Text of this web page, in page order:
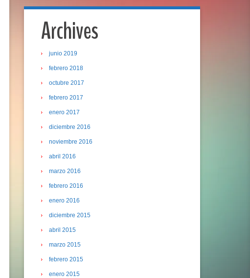
Archives
junio 2019
febrero 2018
octubre 2017
febrero 2017
enero 2017
diciembre 2016
noviembre 2016
abril 2016
marzo 2016
febrero 2016
enero 2016
diciembre 2015
abril 2015
marzo 2015
febrero 2015
enero 2015